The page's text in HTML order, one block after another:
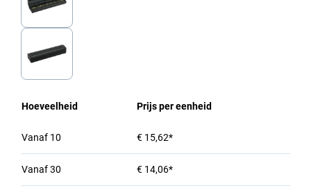
Hoeveelheid Prijs per eenheid
Vanaf 10 € 15,62*
Vanaf30 € 14,06*